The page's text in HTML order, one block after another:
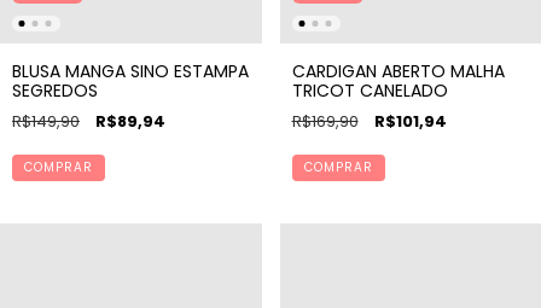
BLUSA MANGA SINO ESTAMPA
SEGREDOS
R$149,90 R$89,94
COMPRAR
CARDIGAN ABERTO MALHA
TRICOT CANELADO
R$169,90 R$101,94
COMPRAR